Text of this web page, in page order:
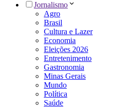
Jornalismo
Agro
Brasil
Cultura e Lazer
Economia
Eleições 2026
Entretenimento
Gastronomia
Minas Gerais
Mundo
Política
Saúde